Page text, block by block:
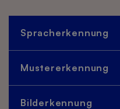
Spracherkennung
Mustererkennung
Bilderkennung